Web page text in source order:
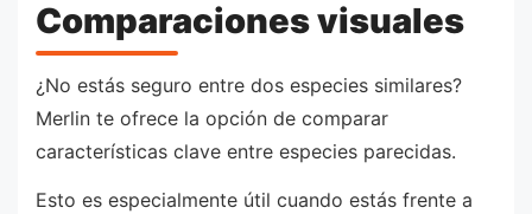
Comparaciones visuales
¿No estás seguro entre dos especies similares?
Merlin te ofrece la opción de comparar
características clave entre especies parecidas.
Esto es especialmente útil cuando estás frente a